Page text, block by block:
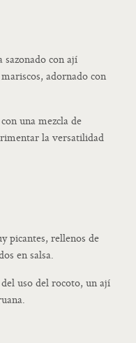
con ají
adornado con
una mezcla de
la versatilidad
picantes, rellenos de
en salsa.
uso del rocoto, un ají